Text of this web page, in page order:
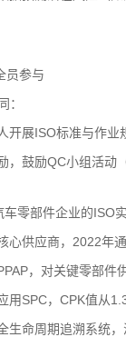
员参与
：
开展ISO标准与作
，鼓励QC小组活动
零部件企业的ISO
心供应商，2022年
，对关键零部件
用SPC，CPK值从
生命周期追溯系统